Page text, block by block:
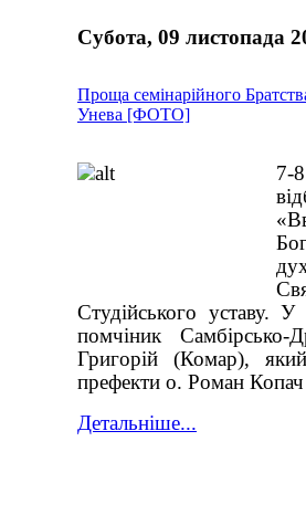
Субота, 09 листопада
Проща семінарійного
Унева [ФОТО]
7-
Студійського уставу.
помчіник Самбірсько-
Григорій (Комар),
префекти о. Роман
Детальніше...